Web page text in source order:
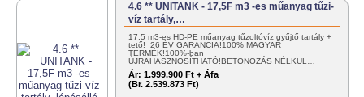
4.6 ** UNITANK - 17,5F m3 -es műanyag tűzi-
víz tartály,…
17,5 m3-es HD-PE műanyag tűzoltóvíz gyűjtő tartály +
tető! 26 ÉV GARANCIA!100% MAGYAR
TERMÉK!100%-ban
ÚJRAHASZNOSÍTHATÓ!BETONOZÁS NÉLKÜL…
Ár: 1.999.900 Ft + Áfa
(Br. 2.539.873 Ft)